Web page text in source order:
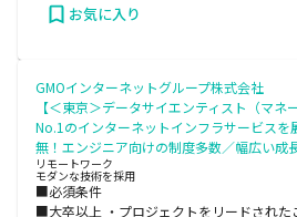
お気に入り
GMOインターネットグループ株式会社
【＜東京＞データサイエンティスト（マネ
No.1のインターネットインフラサービス
無！エンジニア向けの制度多数／幅広い成
リモートワーク
モダンな技術を採用
■必須条件
■大卒以上 ・プロジェクトをリードされた